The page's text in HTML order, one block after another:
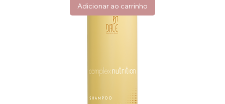
Adicionar ao carrinho